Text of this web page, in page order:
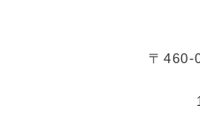
〒460-